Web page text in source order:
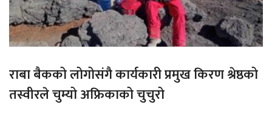
राबा बैकको लोगोसंगै कार्यकारी प्रमुख किरण श्रेष्ठको
तस्वीरले चुम्यो अफ्रिकाको चुचुरो